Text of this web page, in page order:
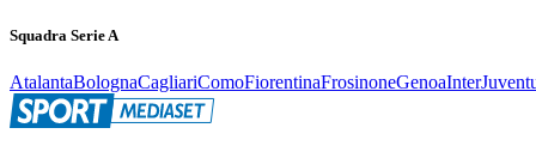
Squadra Serie A
AtalantaBolognaCagliariComoFiorentinaFrosinoneGenoaInter